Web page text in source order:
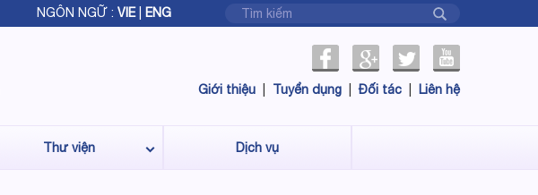
NGÔN NGỮ : VIE| ENG
Giới thiệu Tuyển dụng Đối tác Liên hệ
Thư viện Dịch vụ